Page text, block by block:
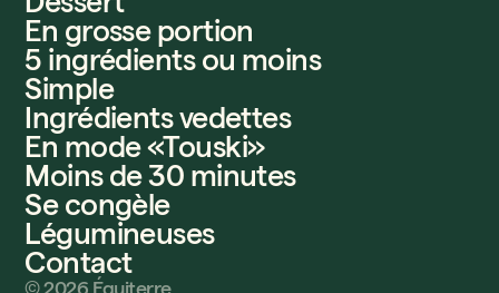
En grosse portion
5 ingrédients ou moins
Simple
Ingrédients vedettes
En mode «Touski»
Moins de 30 minutes
Se congèle
Légumineuses
Contact
©2026 Équiterre